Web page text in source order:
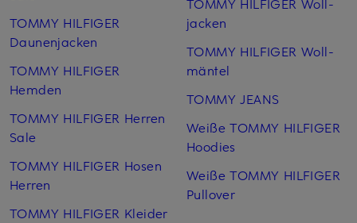
TOMMY HILFIGER
Daunenjacken
TOMMY HILFIGER
Hemden
TOMMY HILFIGER Herren
Sale
TOMMY HILFIGER Hosen
Herren
TOMMY HILFIGER Kleider
jacken
TOMMY HILFIGER Woll­
mäntel
TOMMY JEANS
Weiße TOMMY HILFIGER
Hoodies
Weiße TOMMY HILFIGER
Pullover